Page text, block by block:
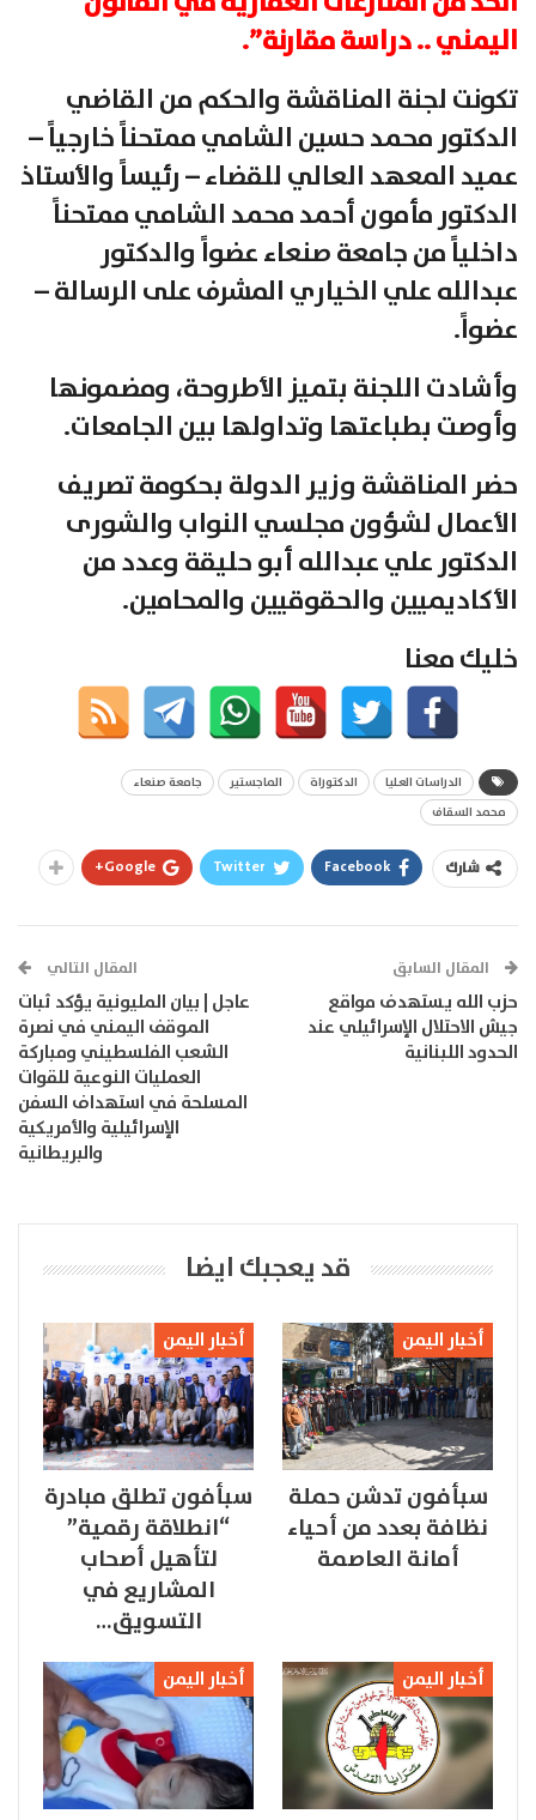
اليمني .. دراسة مقارنة”.
تكونت لجنة المناقشة والحكم من القاضي
الدكتور محمد حسين الشامي ممتحناً خارجياً –
عميد المعهد العالي للقضاء – رئيساً والأستاذ
الدكتور مأمون أحمد محمد الشامي ممتحناً
داخلياً من جامعة صنعاء عضواً والدكتور
عبدالله علي الخياري المشرف على الرسالة –
عضواً.
وأشادت اللجنة بتميز الأطروحة، ومضمونها
وأوصت بطباعتها وتداولها بين الجامعات.
حضر المناقشة وزير الدولة بحكومة تصريف
الأعمال لشؤون مجلسي النواب والشورى
الدكتور علي عبدالله أبو حليقة وعدد من
الأكاديميين والحقوقيين والمحامين.
خليك معنا
الدراسات العليا الدكتوراة الماجستير
جامعة صنعاء
محمد السقاف
شارك Facebook
Twitter
Google+
المقال السابق
حزب الله يستهدف مواقع
جيش الاحتلال الإسرائيلي عند
الحدود اللبنانية
المقال التالي
عاجل | بيان المليونية يؤكد ثبات
الموقف اليمني في نصرة
الشعب الفلسطيني ومباركة
العمليات النوعية للقوات
المسلحة في استهداف السفن
الإسرائيلية والأمريكية
والبريطانية
قد يعجبك ايضا
أخبار اليمن
سبأفون تدشن حملة
نظافة بعدد من أحياء
أمانة العاصمة
أخبار اليمن
سبأفون تطلق مبادرة
“انطلاقة رقمية”
لتأهيل أصحاب
المشاريع في
التسويق…
أخبار اليمن أخبار اليمن